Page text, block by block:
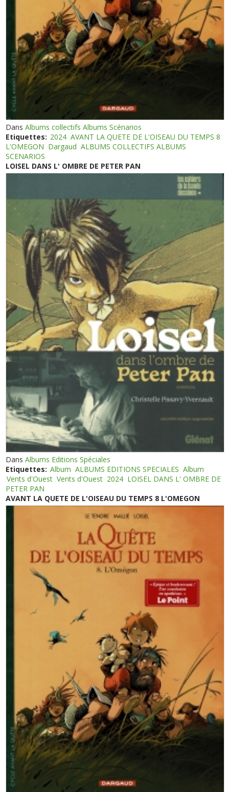
DansAlbums collectifs Albums Scénarios
Etiquettes: 2024 AVANT LA QUETE DE L'OISEAU DU TEMPS 8
L'OMEGON Dargaud ALBUMS COLLECTIFS ALBUMS
SCENARIOS
LOISEL DANS L' OMBRE DE PETER PAN
DansAlbums Editions Spéciales
Etiquettes: Album ALBUMS EDITIONS SPECIALES Album
Vents d'Ouest Vents d'Ouest 2024 LOISEL DANS L' OMBRE DE
PETER PAN
AVANT LA QUETE DE L'OISEAU DU TEMPS 8 L'OMEGON